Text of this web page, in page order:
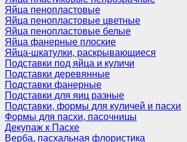
Яйца пенопластовые
Яйца пенопластовые цветные
Яйца пенопластовые белые
Яйца фанерные плоские
Яйца-шкатулки, раскрывающиеся
Подставки под яйца и куличи
Подставки деревянные
Подставки фанерные
Подставки для яиц разные
Подставки, формы для куличей и пасхи
Формы для пасхи, пасочницы
Декупаж к Пасхе
Верба, пасхальная флористика